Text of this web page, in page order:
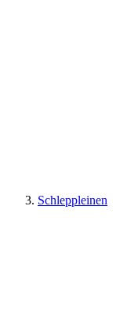
Schleppleinen